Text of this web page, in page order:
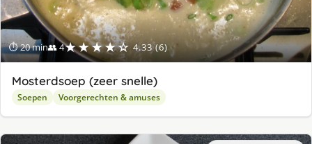
⏱ 20 min👥 4★★★★☆ 4.33 (6)
Mosterdsoep (zeer snelle)
Soepen Voorgerechten & amuses